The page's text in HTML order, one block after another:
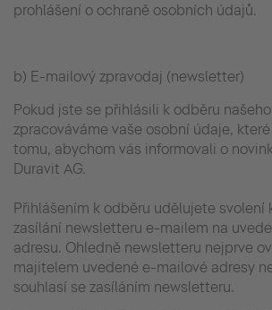
prohlášení o ochraně osobních údajů.
b) E-mailový zpravodaj (newsletter)
Pokud jste se přihlásili k odběru
zpracováváme vaše osobní údaje,
tomu, abychom vás informovali o
Duravit AG.
Přihlášením k odběru udělujete svolení
zasílání newsletteru e-mailem na
adresu. Ohledně newsletteru nejprve
majitelem uvedené e-mailové adresy
souhlasí se zasíláním newsletteru.